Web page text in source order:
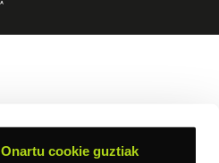
Onartu cookie guztiak